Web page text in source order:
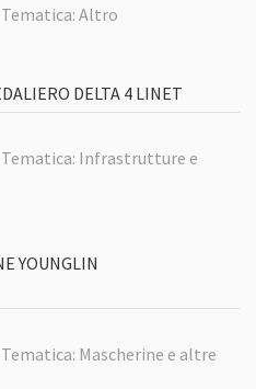
Tematica: Altro
DELTA 4 LINET
Tematica: Infrastrutture e
YOUNGLIN
Tematica: Mascherine e altre